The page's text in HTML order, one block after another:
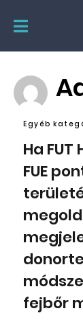
Egyéb
Ha
FUE
fejbőr